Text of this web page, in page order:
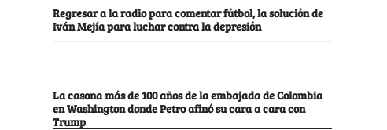
Regresar a la radio para comentar fútbol, la solución de
Iván Mejía para luchar contra la depresión
La casona más de 100 años de la embajada de Colombia
en Washington donde Petro afinó su cara a cara con
Trump